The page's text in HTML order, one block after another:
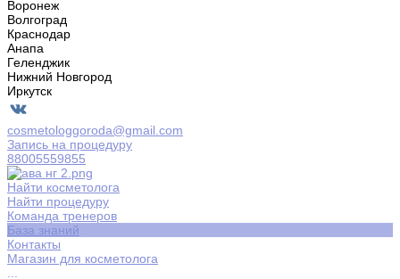
Воронеж
Волгоград
Краснодар
Анапа
Геленджик
Нижний Новгород
Иркутск
cosmetologgoroda@gmail.com
Запись на процедуру
88005559855
Найти косметолога
Найти процедуру
Команда тренеров
База знаний
Контакты
Магазин для косметолога